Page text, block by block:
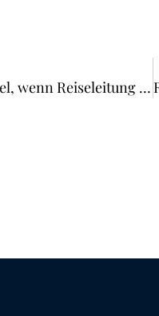
Deutschsprachige Reiseleitung: Kein Reisemangel, wenn Reiseleitung nur per WhatsApp zu erreichen